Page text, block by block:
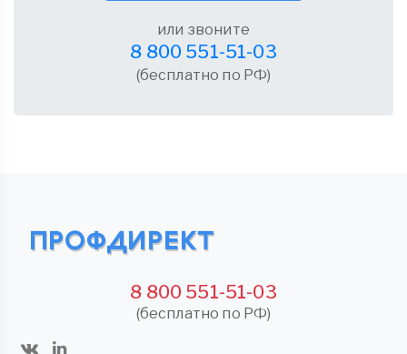
или звоните
8 800 551-51-03
(бесплатно по РФ)
8 800 551-51-03
(бесплатно по РФ)